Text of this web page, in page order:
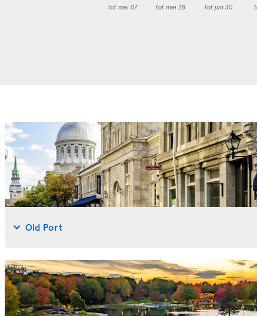
tot mei 07
tot mei 28
tot jun 30
Old Port